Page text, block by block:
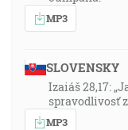
MP3
SLOVENSKY
Izaiáš 28,17:
spravodlivosť
MP3